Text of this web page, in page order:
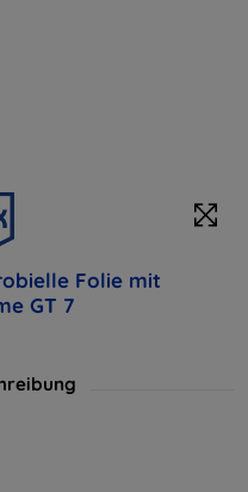
Folie mit
GT 7